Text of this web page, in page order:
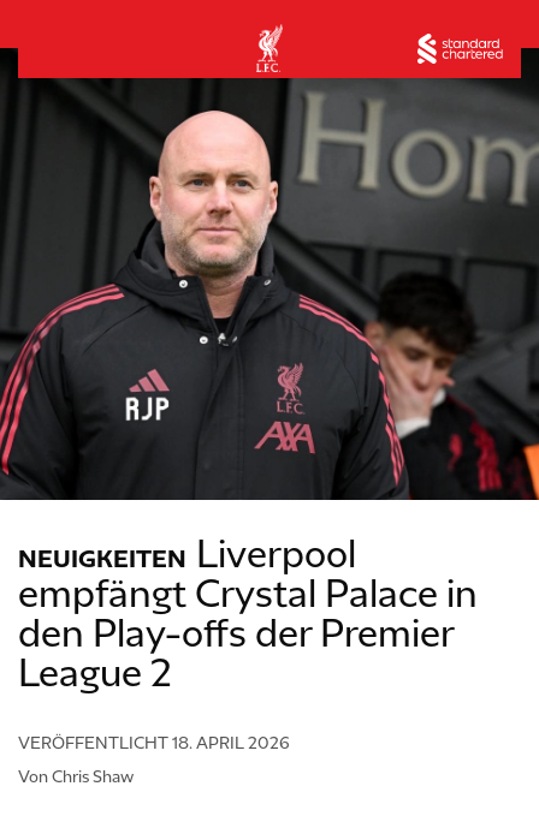
NEUIGKEITEN
Liverpool
empfängt Crystal Palace in
den Play-offs der Premier
League 2
VERÖFFENTLICHT 18. APRIL 2026
Von Chris Shaw